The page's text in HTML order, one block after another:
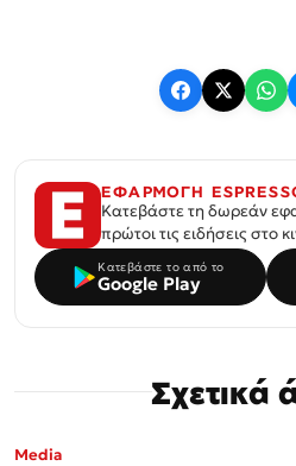
ΕΦΑΡΜΟΓΗ
Κατεβάστε τη δωρεάν
πρώτοι τις ειδήσεις στο
Κατεβάστε το από το
Google Play
Σχετικά
Media